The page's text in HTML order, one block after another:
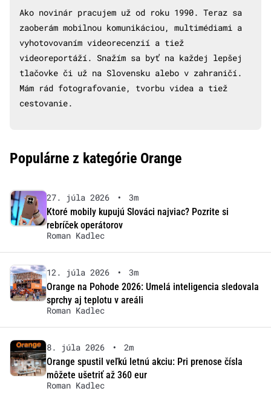
Ako novinár pracujem už od roku 1990. Teraz sa
zaoberám mobilnou komunikáciou, multimédiami a
vyhotovovaním videorecenzií a tiež
videoreportáží. Snažím sa byť na každej lepšej
tlačovke či už na Slovensku alebo v zahraničí.
Mám rád fotografovanie, tvorbu videa a tiež
cestovanie.
Populárne z kategórie Orange
27. júla 2026 •
3m
Ktoré mobily kupujú Slováci najviac? Pozrite si
rebríček operátorov
Roman Kadlec
12. júla 2026 •
3m
Orange na Pohode 2026: Umelá inteligencia sledovala
sprchy aj teplotu v areáli
Roman Kadlec
8. júla 2026 •
2m
Orange spustil veľkú letnú akciu: Pri prenose čísla
môžete ušetriť až 360 eur
Roman Kadlec